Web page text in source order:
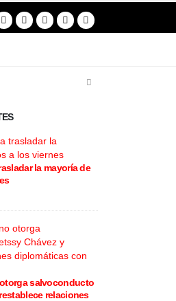
la mayoría de
salvoconducto
relaciones